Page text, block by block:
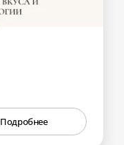
Подробнее